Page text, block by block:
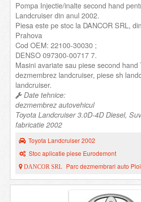
Pompa Injectie/inalte second hand
Landcruiser din anul 2002.
Piesa este pe stoc la DANCOR SRL,
Prahova
Cod OEM: 22100-30030 ;
DENSO 097300-00717 7.
Masini avariate sau piese second hand
dezmembrez landcruiser, piese sh
landcruiser.
Date tehnice:
dezmembrez autovehicul
Toyota Landcruiser 3.0D-4D Diesel,
fabricatie 2002
Toyota Landcruiser 2002
Stoc aplicatie piese Eurodemont
DANCOR SRL Parc dezmembrari auto